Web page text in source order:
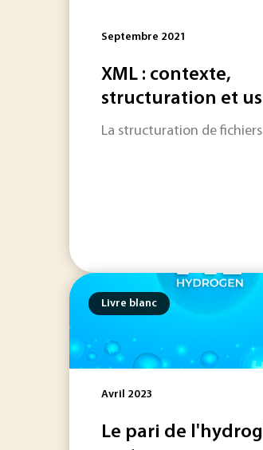
Septembre 2021
XML : contexte,
structuration et
La structuration de fichiers
Livre blanc
Avril 2023
Le pari de